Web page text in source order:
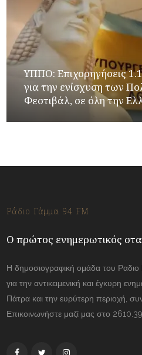
ΥΠΠΟ: Επιχορηγήσεις
για την ενίσχυση των
Φεστιβάλ, σε όλη την
Ράδιο Γάμμα 94 FM
Ο πρώτος ενημερωτικός
Η δημοσιογραφική ομάδα του Ραδιο
για την αντικειμενική και έγκυρη
Πάτρα και την ευρύτερη περιοχή,
Επικοινωνήστε μαζί μας στο